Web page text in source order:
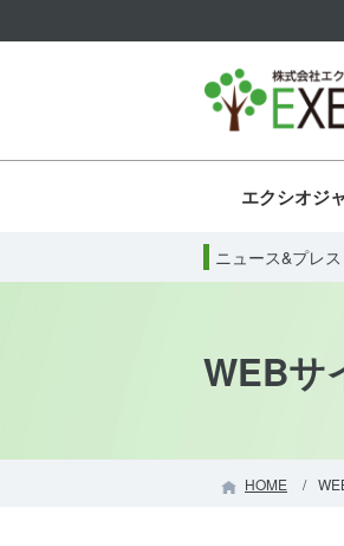
エクシオジ
代表からのメッ
認可保育園
本社 保育園
ニュース&プレ
会社概要 沿
ネットの安全な
WEBサ
HOME